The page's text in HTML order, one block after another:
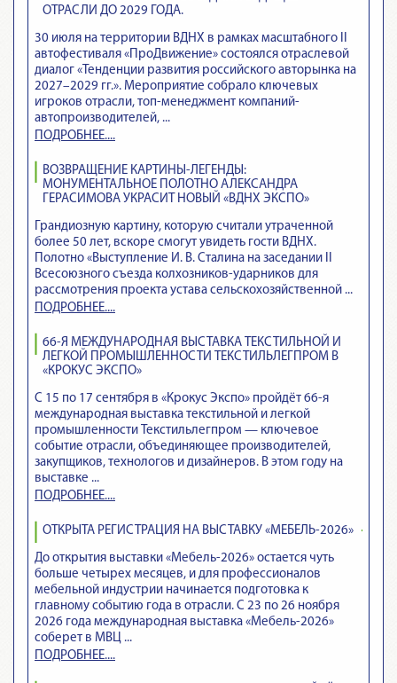
ОТРАСЛИ ДО 2029 ГОДА.
30 июля на территории ВДНХ в рамках масштабного II
автофестиваля «ПроДвижение» состоялся отраслевой
диалог «Тенденции развития российского авторынка на
2027–2029 гг.». Мероприятие собрало ключевых
игроков отрасли, топ-менеджмент компаний-
автопроизводителей, ...
ПОДРОБНЕЕ....
ВОЗВРАЩЕНИЕ КАРТИНЫ-ЛЕГЕНДЫ:
МОНУМЕНТАЛЬНОЕ ПОЛОТНО АЛЕКСАНДРА
ГЕРАСИМОВА УКРАСИТ НОВЫЙ «ВДНХ ЭКСПО»
Грандиозную картину, которую считали утраченной
более 50 лет, вскоре смогут увидеть гости ВДНХ.
Полотно «Выступление И. В. Сталина на заседании II
Всесоюзного съезда колхозников-ударников для
рассмотрения проекта устава сельскохозяйственной ...
ПОДРОБНЕЕ....
66-Я МЕЖДУНАРОДНАЯ ВЫСТАВКА ТЕКСТИЛЬНОЙ И
ЛЕГКОЙ ПРОМЫШЛЕННОСТИ ТЕКСТИЛЬЛЕГПРОМ В
«КРОКУС ЭКСПО»
С 15 по 17 сентября в «Крокус Экспо» пройдёт 66-я
международная выставка текстильной и легкой
промышленности Текстильлегпром — ключевое
событие отрасли, объединяющее производителей,
закупщиков, технологов и дизайнеров. В этом году на
выставке ...
ПОДРОБНЕЕ....
ОТКРЫТА РЕГИСТРАЦИЯ НА ВЫСТАВКУ «МЕБЕЛЬ-2026»
До открытия выставки «Мебель-2026» остается чуть
больше четырех месяцев, и для профессионалов
мебельной индустрии начинается подготовка к
главному событию года в отрасли. С 23 по 26 ноября
2026 года международная выставка «Мебель-2026»
соберет в МВЦ ...
ПОДРОБНЕЕ....